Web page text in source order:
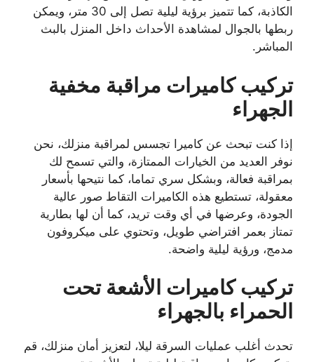
الكاذبة، كما تتميز برؤية ليلية تصل إلى 30 متر، ويمكن
ربطها بالجوال لمشاهدة الأحداث داخل المنزل بالبث
المباشر.
تركيب كاميرات مراقبة مخفية
الجهراء
إذا كنت تبحث عن كاميرا تجسس لمراقبة منزلك، نحن
نوفر العديد من الخيارات الممتازة، والتي تسمح لك
بمراقبة فعالة، وبشكل سري تماما، كما نتيحها بأسعار
معقولة، تستطيع هذه الكاميرات التقاط صور عالية
الجودة، وعرضها في أي وقت تريد، كما أن لها بطارية
تمتاز بعمر افتراضي طويل، وتحتوي على ميكروفون
مدمج، ورؤية ليلية واضحة.
تركيب كاميرات الأشعة تحت
الحمراء بالجهراء
تحدث أغلب عمليات السرقة ليلا، لتعزيز أمان منزلك، قم